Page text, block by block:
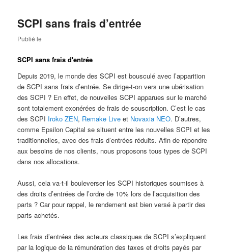
SCPI sans frais d’entrée
Publié le
SCPI sans frais d'entrée
Depuis 2019, le monde des SCPI est bousculé avec l’apparition
de SCPI sans frais d’entrée. Se dirige-t-on vers une ubérisation
des SCPI ? En effet, de nouvelles SCPI apparues sur le marché
sont totalement exonérées de frais de souscription. C’est le cas
des SCPI Iroko ZEN, Remake Live et Novaxia NEO. D’autres,
comme Epsilon Capital se situent entre les nouvelles SCPI et les
traditionnelles, avec des frais d’entrées réduits. Afin de répondre
aux besoins de nos clients, nous proposons tous types de SCPI
dans nos allocations.
Aussi, cela va-t-il bouleverser les SCPI historiques soumises à
des droits d’entrées de l’ordre de 10% lors de l’acquisition des
parts ? Car pour rappel, le rendement est bien versé à partir des
parts achetés.
Les frais d’entrées des acteurs classiques de SCPI s’expliquent
par la logique de la rémunération des taxes et droits payés par